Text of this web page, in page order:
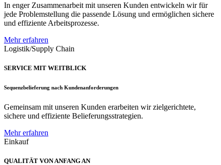
In enger Zusammenarbeit mit unseren Kunden entwickeln wir für
jede Problemstellung die passende Lösung und ermöglichen sichere
und effiziente Arbeitsprozesse.
Mehr erfahren
Logistik/Supply Chain
SERVICE MIT WEITBLICK
Sequenzbelieferung nach Kundenanforderungen
Gemeinsam mit unseren Kunden erarbeiten wir zielgerichtete,
sichere und effiziente Belieferungsstrategien.
Mehr erfahren
Einkauf
QUALITÄT VON ANFANG AN